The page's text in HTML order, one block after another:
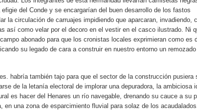
del Conde y se encargarían del buen desarrollo de los fastos
la circulación de carruajes impidiendo que aparcaran, invadiendo,
así como velar por el decoro en el vestir en el casco ilustrado. Ni
abonado para que los cronistas locales exprimieran como es
su legado de cara a construir en nuestro entorno un remozado
habría también tajo para que el sector de la construcción pusiera
de la letanía electoral de implorar una depuradora, la ambiciosa
es hacer del Henares un río navegable, drenando su cauce a su
en una zona de esparcimiento fluvial para solaz de los